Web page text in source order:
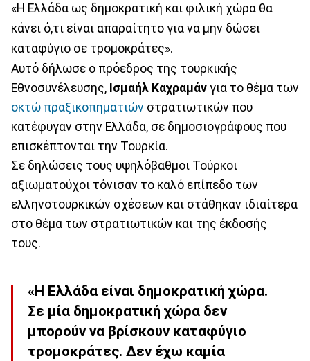
«Η Ελλάδα ως δημοκρατική και φιλική χώρα θα
κάνει ό,τι είναι απαραίτητο για να μην δώσει
καταφύγιο σε τρομοκράτες».
Αυτό δήλωσε ο πρόεδρος της τουρκικής
Eθνοσυνέλευσης, Ισμαήλ Καχραμάν για το θέμα των
οκτώ πραξικοπηματιών στρατιωτικών που
κατέφυγαν στην Ελλάδα, σε δημοσιογράφους που
επισκέπτονται την Τουρκία.
Σε δηλώσεις τους υψηλόβαθμοι Τούρκοι
αξιωματούχοι τόνισαν το καλό επίπεδο των
ελληνοτουρκικών σχέσεων και στάθηκαν ιδιαίτερα
στο θέμα των στρατιωτικών και της έκδοσής
τους.
«Η Ελλάδα είναι δημοκρατική χώρα.
Σε μία δημοκρατική χώρα δεν
μπορούν να βρίσκουν καταφύγιο
τρομοκράτες. Δεν έχω καμία